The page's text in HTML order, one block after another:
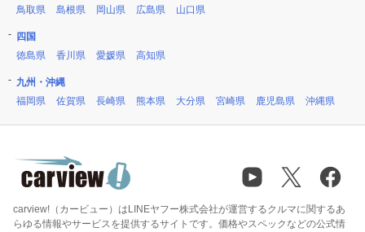
鳥取県
島根県 岡山県 広島県 山口県
四国
徳島県
香川県 愛媛県 高知県
九州・沖縄
福岡県
佐賀県 長崎県 熊本県 大分県 宮崎県 鹿児島県 沖縄県
carview!（カービュー）はLINEヤフー株式会社が運営するクルマに関するあ
らゆる情報やサービスを提供するサイトです。価格やスペックなどの公式情